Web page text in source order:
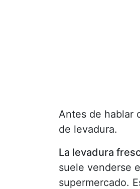
Antes de hablar
de levadura.
La levadura
suele venderse
supermercado.